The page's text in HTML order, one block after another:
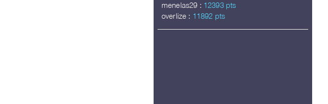
menelas29 : 12393 pts
overlize : 11892 pts